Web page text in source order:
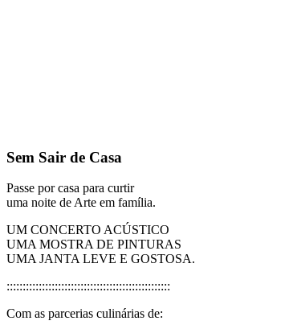
Sem Sair de Casa
Passe por casa para curtir
uma noite de Arte em família.
UM CONCERTO ACÚSTICO
UMA MOSTRA DE PINTURAS
UMA JANTA LEVE E GOSTOSA.
:::::::::::::::::::::::::::::::::::::::::::::::::::
Com as parcerias culinárias de: